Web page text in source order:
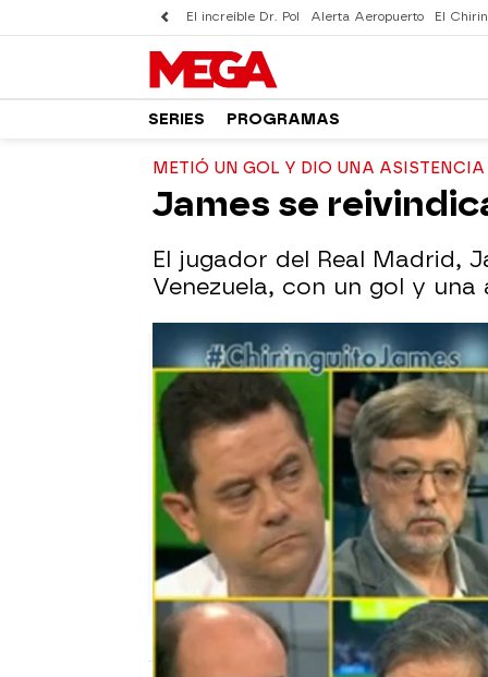
El increíble Dr. Pol Alerta Aeropuerto El
SERIES PROGRAMAS
METIÓ UN GOL Y DIO UNA ASISTENCIA
James se
El jugador del Real Madrid,
Venezuela, con un gol y